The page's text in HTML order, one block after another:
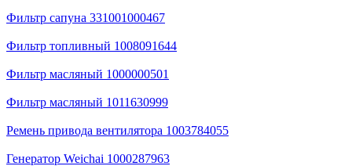
Фильтр сапуна 331001000467
Фильтр топливный 1008091644
Фильтр масляный 1000000501
Фильтр масляный 1011630999
Ремень привода вентилятора 1003784055
Генератор Weichai 1000287963